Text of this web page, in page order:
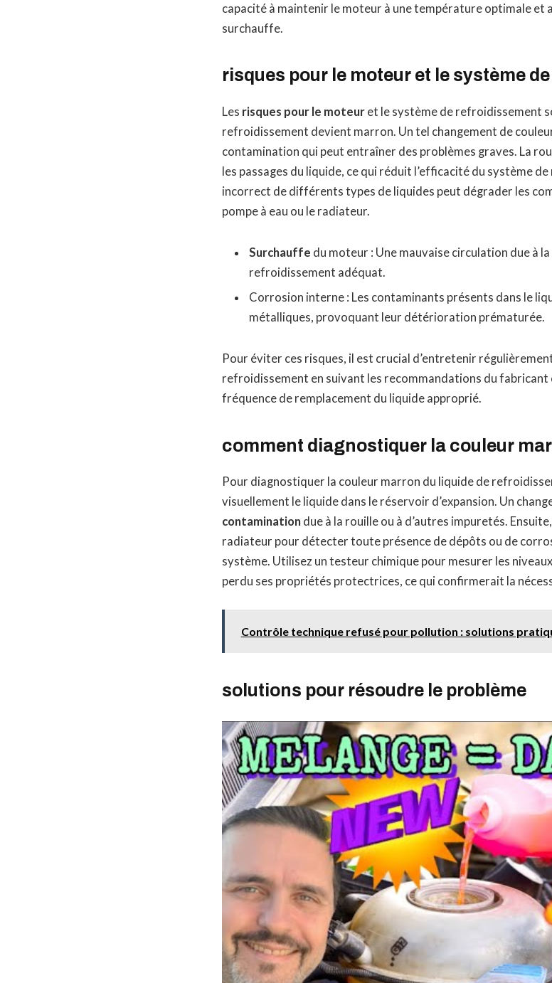
capacité à maintenir le moteur à une température optimale et
surchauffe.
risques pour le moteur et le système
Les risques pour le moteur et le système de refroidissement
refroidissement devient marron. Un tel changement de
contamination qui peut entraîner des problèmes graves. La
les passages du liquide, ce qui réduit l’efficacité du système
incorrect de différents types de liquides peut dégrader les
pompe à eau ou le radiateur.
Surchauffe du moteur : Une mauvaise circulation due à
refroidissement adéquat.
Corrosion interne : Les contaminants présents dans le
métalliques, provoquant leur détérioration prématurée.
Pour éviter ces risques, il est crucial d’entretenir
refroidissement en suivant les recommandations du fabricant
fréquence de remplacement du liquide approprié.
comment diagnostiquer la couleur
Pour diagnostiquer la couleur marron du liquide de
visuellement le liquide dans le réservoir d’expansion. Un
contamination due à la rouille ou à d’autres impuretés.
radiateur pour détecter toute présence de dépôts ou de
système. Utilisez un testeur chimique pour mesurer les
perdu ses propriétés protectrices, ce qui confirmerait la
Contrôle technique refusé pour pollution : solutions
solutions pour résoudre le problème